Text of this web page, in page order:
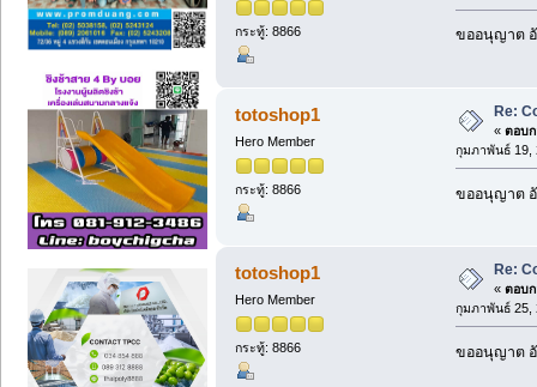
กระทู้: 8866 ขออนุญาต
totoshop1
Hero Member
กระทู้: 8866
Re:
« ตอบก
กุมภาพันธ์ 19,
ขออนุญาต
totoshop1
Hero Member
กระทู้: 8866
Re:
« ตอบก
กุมภาพันธ์ 25,
ขออนุญาต